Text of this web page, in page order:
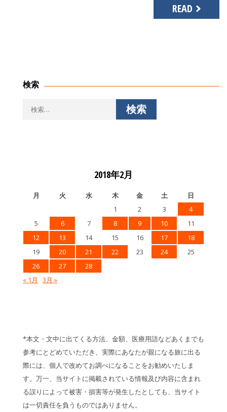
READ
検索
2018年2月
月 火 水 木 金 土
日
1
2 3
4
5
6 7 8 9 10
11
12
13 14 15 16 17
18
19
20 21 22 23 24
25
26
27
28
« 1月
3月 »
*本文・文中に出てくる方法、金額、医療用語などあくまでも
参考にとどめていただき、実際にあなたが親になる旅に出る
際には、個人で改めてお調べになることをお勧めいたしま
す。万一、当サイトに掲載されている情報及び内容に含まれ
る誤りによって被害・損害等が発生したとしても、当サイト
は一切責任を負うものではありません。